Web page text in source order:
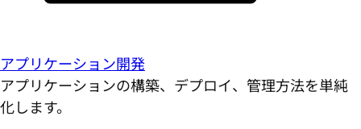
アプリケーション開発
アプリケーションの構築、デプロイ、管理方法を単純
化します。